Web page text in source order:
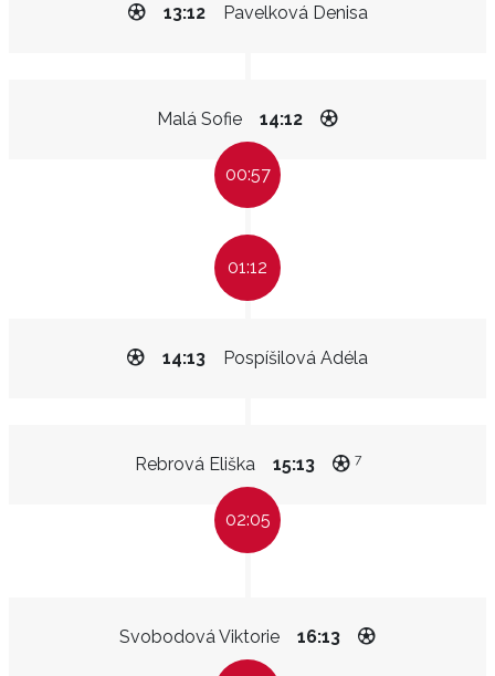
Pavelková Denisa
13:12
Malá Sofie 14:12
00:57
01:12
Pospíšilová Adéla
14:13
Rebrová Eliška 15:13 7
02:05
Svobodová Viktorie 16:13